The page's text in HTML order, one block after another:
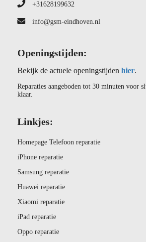
+31628199632
info@gsm-eindhoven.nl
Openingstijden:
Bekijk de actuele openingstijden hier.
Reparaties aangeboden tot 30 minuten voor
klaar.
Linkjes:
Homepage Telefoon reparatie
iPhone reparatie
Samsung reparatie
Huawei reparatie
Xiaomi reparatie
iPad reparatie
Oppo reparatie